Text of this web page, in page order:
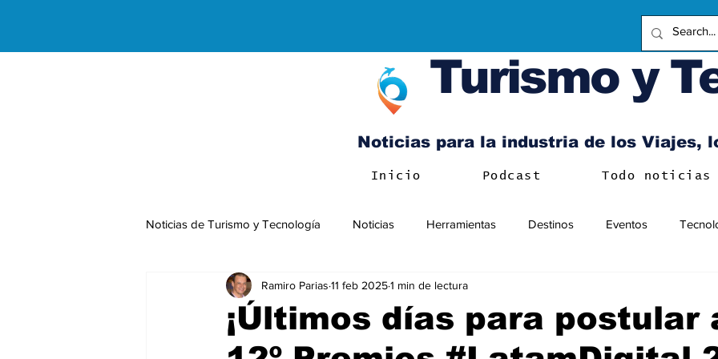
Turismo y
Noticias para la industria de los Viajes,
Inicio Podcast Todo noticias
Noticias de Turismo y Tecnología Noticias Herramientas Destinos Eventos
Negocios Internacionales
¡Últimos días para postular
Ramiro Parias 11 feb 20251 min de lectura